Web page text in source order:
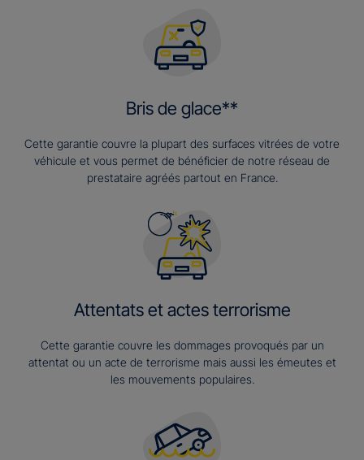
Bris de glace**
Cette garantie couvre la plupart des surfaces vitrées de votre
véhicule et vous permet de bénéficier de notre réseau de
prestataire agréés partout en France.
Attentats et actes terrorisme
Cette garantie couvre les dommages provoqués par un
attentat ou un acte de terrorisme mais aussi les émeutes et
les mouvements populaires.